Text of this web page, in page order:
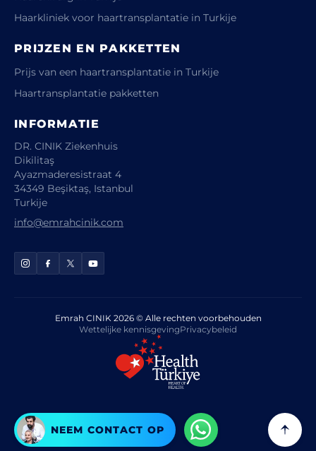
NEEM CONTACT OP
Haarkliniek voor haartransplantatie in Turkije
PRIJZEN EN PAKKETTEN
Prijs van een haartransplantatie in Turkije
Haartransplantatie pakketten
INFORMATIE
DR. CINIK Ziekenhuis
Dikilitaş
Ayazmaderesistraat 4
34349 Beşiktaş, Istanbul
Turkije
info@emrahcinik.com
Emrah CINIK 2026 © Alle rechten voorbehouden
Wettelijke kennisgevingPrivacybeleid